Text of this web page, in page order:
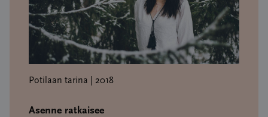
Potilaan tarina | 2018
Asenne ratkaisee